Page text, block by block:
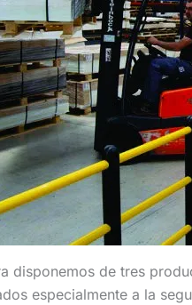
disponemos de tres
especialmente a la